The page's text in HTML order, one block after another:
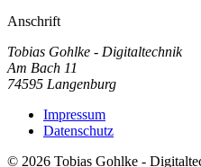
Anschrift
Tobias Gohlke - Digitaltechnik
Am Bach 11
74595 Langenburg
Impressum
Datenschutz
© 2026 Tobias Gohlke -